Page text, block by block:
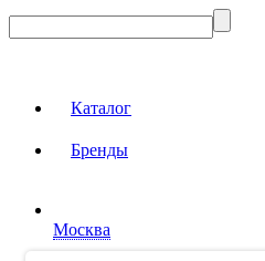
Каталог
Бренды
Москва